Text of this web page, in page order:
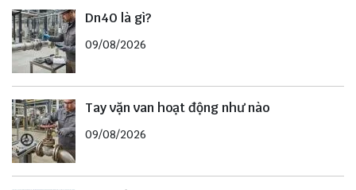
Dn40 là gì?
09/08/2026
Tay vặn van hoạt động như nào
09/08/2026